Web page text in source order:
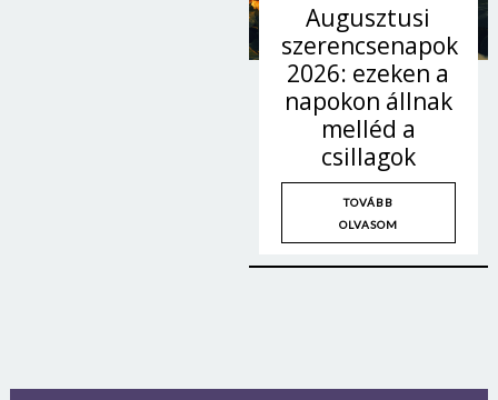
Augusztusi
szerencsenapok
2026: ezeken a
napokon állnak
melléd a
csillagok
TOVÁBB
OLVASOM